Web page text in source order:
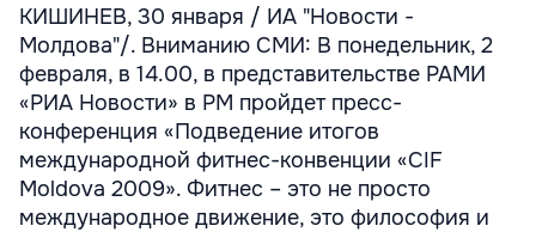
КИШИНЕВ, 30 января / ИА "Новости -
Молдова"/. Вниманию СМИ: В понедельник, 2
февраля, в 14.00, в представительстве РАМИ
«РИА Новости» в РМ пройдет пресс-
конференция «Подведение итогов
международной фитнес-конвенции «CIF
Moldova 2009». Фитнес – это не просто
международное движение, это философия и